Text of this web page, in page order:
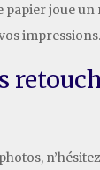
papier joue un
impressions.